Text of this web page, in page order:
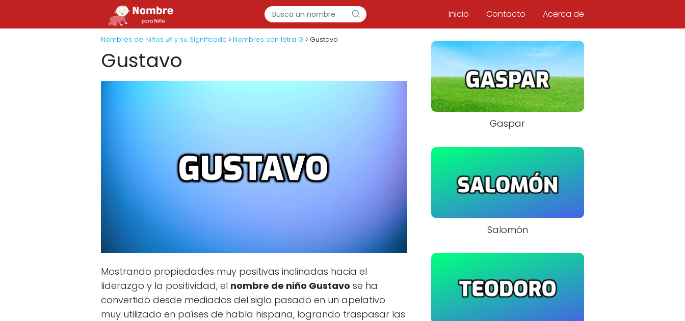
Inicio Contacto Acerca de
Nombres de Niños 👶 y su Significado Nombres con letra G Gustavo
Gustavo
Mostrando propiedades muy positivas inclinadas hacia el
liderazgo y la positividad, el nombre de niño Gustavo se ha
convertido desde mediados del siglo pasado en un apelativo
muy utilizado en países de habla hispana, logrando traspasar las
Gaspar
Salomón